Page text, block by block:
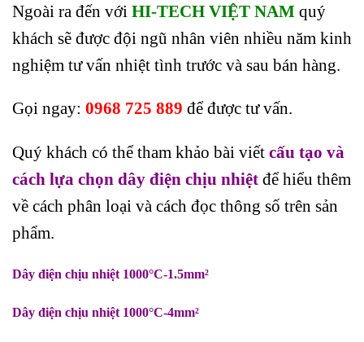
Ngoài ra đến với HI-TECH VIỆT NAM quý
khách sẽ được đội ngũ nhân viên nhiều năm kinh
nghiệm tư vấn nhiệt tình trước và sau bán hàng.
Gọi ngay: 0968 725 889 để được tư vấn.
Quý khách có thể tham khảo bài viết cấu tạo và
cách lựa chọn dây điện chịu nhiệt để hiểu thêm
về cách phân loại và cách đọc thông số trên sản
phẩm.
Dây điện chịu nhiệt 1000°C-1.5mm²
Dây điện chịu nhiệt 1000°C-4mm²